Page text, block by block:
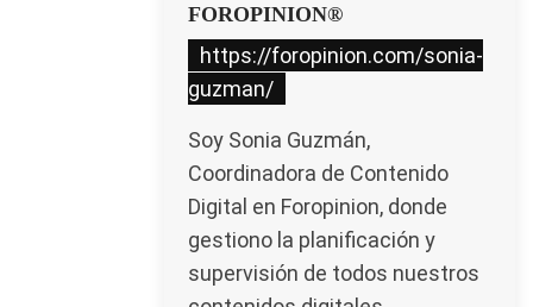
FOROPINION®
https://foropinion.com/sonia-
guzman/
Soy Sonia Guzmán,
Coordinadora de Contenido
Digital en Foropinion, donde
gestiono la planificación y
supervisión de todos nuestros